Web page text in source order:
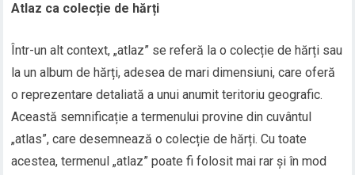
Atlaz ca colecție de hărți
Într-un alt context, „atlaz” se referă la o colecție de hărți sau
la un album de hărți, adesea de mari dimensiuni, care oferă
o reprezentare detaliată a unui anumit teritoriu geografic.
Această semnificație a termenului provine din cuvântul
„atlas”, care desemnează o colecție de hărți. Cu toate
acestea, termenul „atlaz” poate fi folosit mai rar și în mod